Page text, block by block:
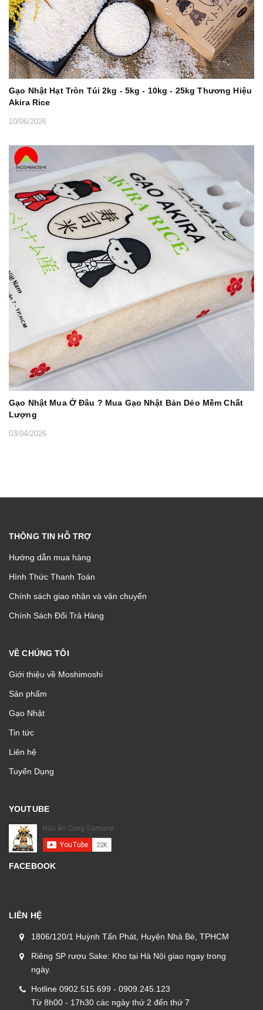
Gạo Nhật Hạt Tròn Túi 2kg - 5kg - 10kg - 25kg Thương Hiệu
Akira Rice
10/06/2026
Gạo Nhật Mua Ở Đâu ? Mua Gạo Nhật Bản Dẻo Mềm Chất
Lượng
03/04/2026
THÔNG TIN HỖ TRỢ
Hướng dẫn mua hàng
Hình Thức Thanh Toán
Chính sách giao nhận và vận chuyển
Chính Sách Đổi Trả Hàng
VỀ CHÚNG TÔI
Giới thiệu về Moshimoshi
Sản phẩm
Gạo Nhật
Tin tức
Liên hệ
Tuyển Dụng
YOUTUBE
FACEBOOK
LIÊN HỆ
1806/120/1 Huỳnh Tấn Phát, Huyện Nhà Bè, TPHCM
Riêng SP rượu Sake: Kho tại Hà Nội giao ngay trong
ngày.
Hotline 0902.515.699 - 0909.245.123
Từ 8h00 - 17h30 các ngày thứ 2 đến thứ 7